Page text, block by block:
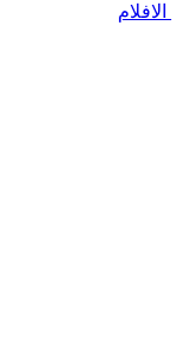
الافلام